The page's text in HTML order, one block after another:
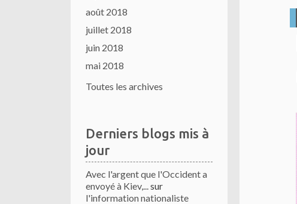
août 2018
juillet 2018
juin 2018
mai 2018
Toutes les archives
Derniers blogs mis à
jour
Avec l'argent que l'Occident a
envoyé à Kiev,...sur
l'information nationaliste